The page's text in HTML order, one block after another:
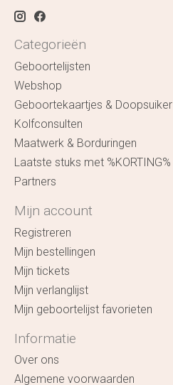
Categorieën
Geboortelijsten
Webshop
Geboortekaartjes & Doopsuiker
Kolfconsulten
Maatwerk & Borduringen
Laatste stuks met %KORTING%
Partners
Mijn account
Registreren
Mijn bestellingen
Mijn tickets
Mijn verlanglijst
Mijn geboortelijst favorieten
Informatie
Over ons
Algemene voorwaarden